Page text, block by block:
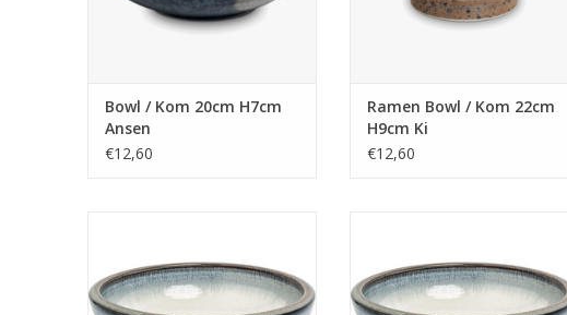
Bowl / Kom 20cm H7cm
Ansen
€12,60
Ramen Bowl / Kom 22cm
H9cm Ki
€12,60
TOEVOEGEN AAN WINKELWAGEN
TOEVOEGEN AAN WINKELWAGEN